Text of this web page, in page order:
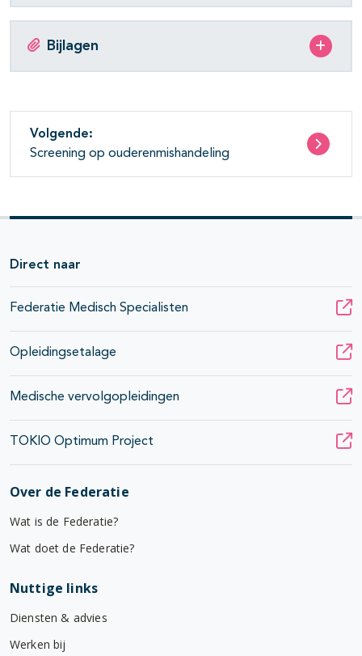
Bijlagen
Volgende:
Screening op ouderenmishandeling
Direct naar
Federatie Medisch Specialisten
Opleidingsetalage
Medische vervolgopleidingen
TOKIO Optimum Project
Over de Federatie
Wat is de Federatie?
Wat doet de Federatie?
Nuttige links
Diensten & advies
Werken bij